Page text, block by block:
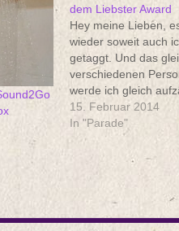
dem Liebster Award
Hey meine Lieben,
wieder soweit auch
getaggt. Und das
verschiedenen
werde ich gleich
ich auf deren Fragen
gehe. :D Hier gibt es
auch ein paar
Person die euch
15. Februar 2014
In "Parade"